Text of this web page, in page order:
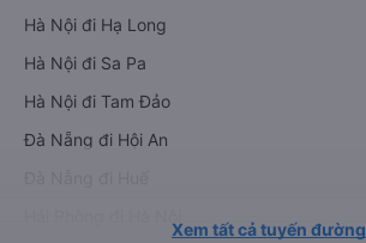
Hà Nội đi Hạ Long
Hà Nội đi Sa Pa
Hà Nội đi Tam Đảo
Đà Nẵng đi Hội An
Xem tất cả tuyến đường